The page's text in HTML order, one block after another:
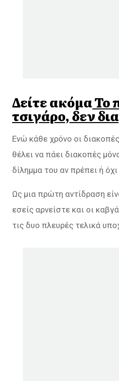
Δείτε ακόμαΤο
τσιγάρο, δεν
Ενώ κάθε χρόνο οι
θέλει να πάει διακοπές
δίλημμα του αν πρέπει ή
Ως μια πρώτη αντίδραση
εσείς αρνείστε και οι
τις δυο πλευρές τελικά